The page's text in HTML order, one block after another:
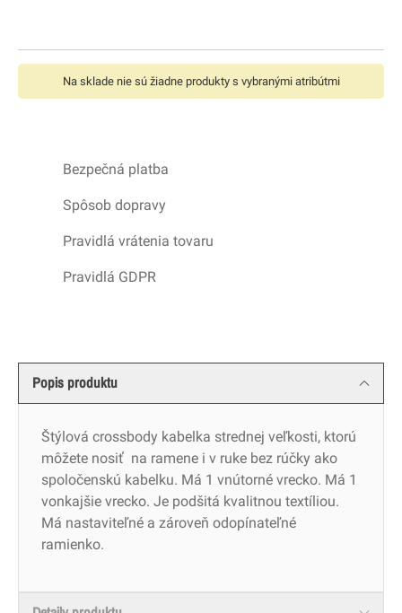
Na sklade nie sú žiadne produkty s vybranými atribútmi
Bezpečná platba
Spôsob dopravy
Pravidlá vrátenia tovaru
Pravidlá GDPR
Popis produktu
Štýlová crossbody kabelka strednej veľkosti, ktorú
môžete nosiť na ramene i v ruke bez rúčky ako
spoločenskú kabelku. Má 1 vnútorné vrecko. Má 1
vonkajšie vrecko. Je podšitá kvalitnou textíliou.
Má nastaviteľné a zároveň odopínateľné
ramienko.